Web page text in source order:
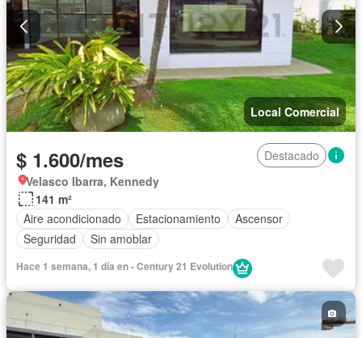
Local Comercial
$ 1.600/mes
Destacado
Velasco Ibarra, Kennedy
141 m²
Aire acondicionado
Estacionamiento
Ascensor
Seguridad
Sin amoblar
Hace 1 semana, 1 día en - Century 21 Evolution